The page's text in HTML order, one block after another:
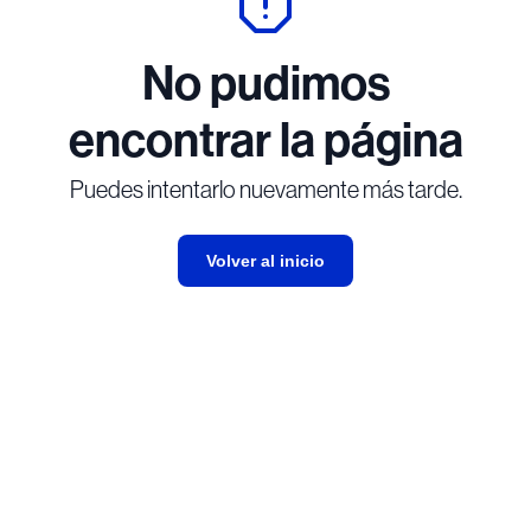
No pudimos
encontrar la página
Puedes intentarlo nuevamente más tarde.
Volver al inicio